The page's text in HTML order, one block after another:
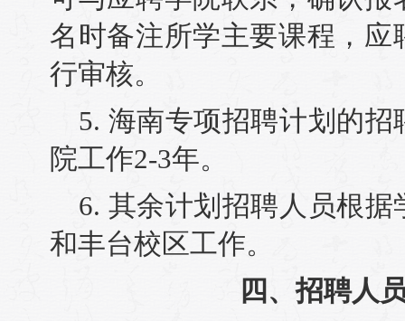
名时备注所学主要课程，
行审核。
5. 海南专项招聘计划的
院工作2-3年。
6. 其余计划招聘人员根
和丰台校区工作。
四、招聘人